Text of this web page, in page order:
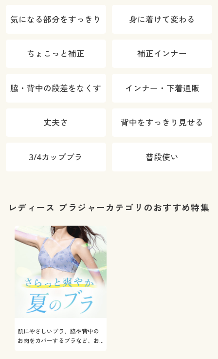
気になる部分をすっきり 身に着けて変わる
ちょこっと補正 補正インナー
脇・背中の段差をなくす インナー・下着通販
丈夫さ 背中をすっきり見せる
3/4カップブラ 普段使い
レディース ブラジャーカテゴリのおすすめ特集
肌にやさしいブラ、脇や背中の
お肉をカバーするブラなど、お